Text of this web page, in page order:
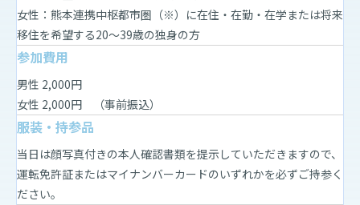
女性：熊本連携中枢都市圏（※）に在住・在勤・在学または将来
移住を希望する20～39歳の独身の方
参加費用
男性 2,000円
女性 2,000円 （事前振込）
服装・持参品
当日は顔写真付きの本人確認書類を提示していただきますので、
運転免許証またはマイナンバーカードのいずれかを必ずご持参く
ださい。